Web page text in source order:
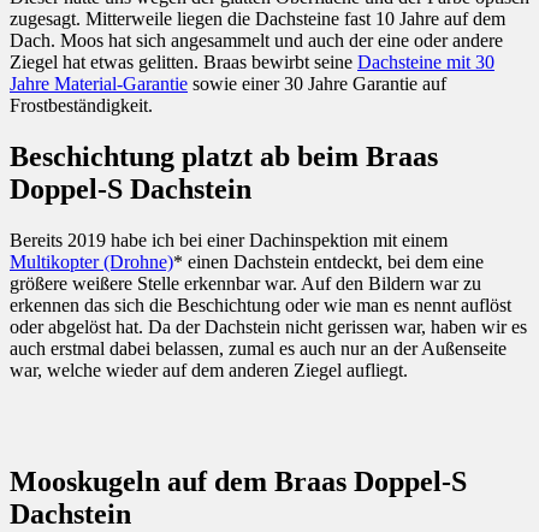
zugesagt. Mitterweile liegen die Dachsteine fast 10 Jahre auf dem
Dach. Moos hat sich angesammelt und auch der eine oder andere
Ziegel hat etwas gelitten. Braas bewirbt seine Dachsteine mit 30
Jahre Material-Garantie sowie einer 30 Jahre Garantie auf
Frostbeständigkeit.
Beschichtung platzt ab beim Braas
Doppel-S Dachstein
Bereits 2019 habe ich bei einer Dachinspektion mit einem
Multikopter (Drohne)* einen Dachstein entdeckt, bei dem eine
größere weißere Stelle erkennbar war. Auf den Bildern war zu
erkennen das sich die Beschichtung oder wie man es nennt auflöst
oder abgelöst hat. Da der Dachstein nicht gerissen war, haben wir es
auch erstmal dabei belassen, zumal es auch nur an der Außenseite
war, welche wieder auf dem anderen Ziegel aufliegt.
Mooskugeln auf dem Braas Doppel-S
Dachstein